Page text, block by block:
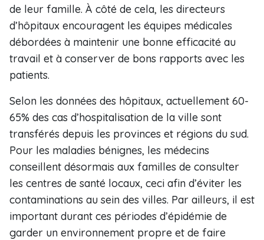
de leur famille. À côté de cela, les directeurs
d’hôpitaux encouragent les équipes médicales
débordées à maintenir une bonne efficacité au
travail et à conserver de bons rapports avec les
patients.
Selon les données des hôpitaux, actuellement 60-
65% des cas d’hospitalisation de la ville sont
transférés depuis les provinces et régions du sud.
Pour les maladies bénignes, les médecins
conseillent désormais aux familles de consulter
les centres de santé locaux, ceci afin d’éviter les
contaminations au sein des villes. Par ailleurs, il est
important durant ces périodes d’épidémie de
garder un environnement propre et de faire